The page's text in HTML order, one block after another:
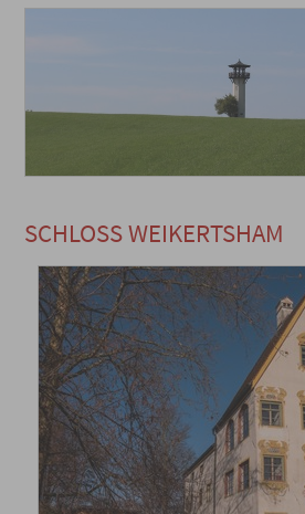
SCHLOSS WEIKERTSHAM